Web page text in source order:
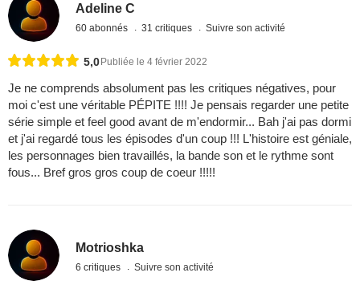
Adeline C
60 abonnés 31 critiques Suivre son activité
5,0Publiée le 4 février 2022
Je ne comprends absolument pas les critiques négatives, pour
moi c'est une véritable PÉPITE !!!! Je pensais regarder une petite
série simple et feel good avant de m'endormir... Bah j'ai pas dormi
et j'ai regardé tous les épisodes d'un coup !!! L'histoire est géniale,
les personnages bien travaillés, la bande son et le rythme sont
fous... Bref gros gros coup de coeur !!!!!
Motrioshka
6 critiques Suivre son activité